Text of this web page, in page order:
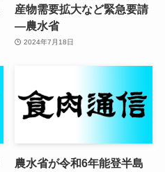
産物需要拡大など緊急要請
—農水省
2024年7月18日
農水省が令和6年能登半島